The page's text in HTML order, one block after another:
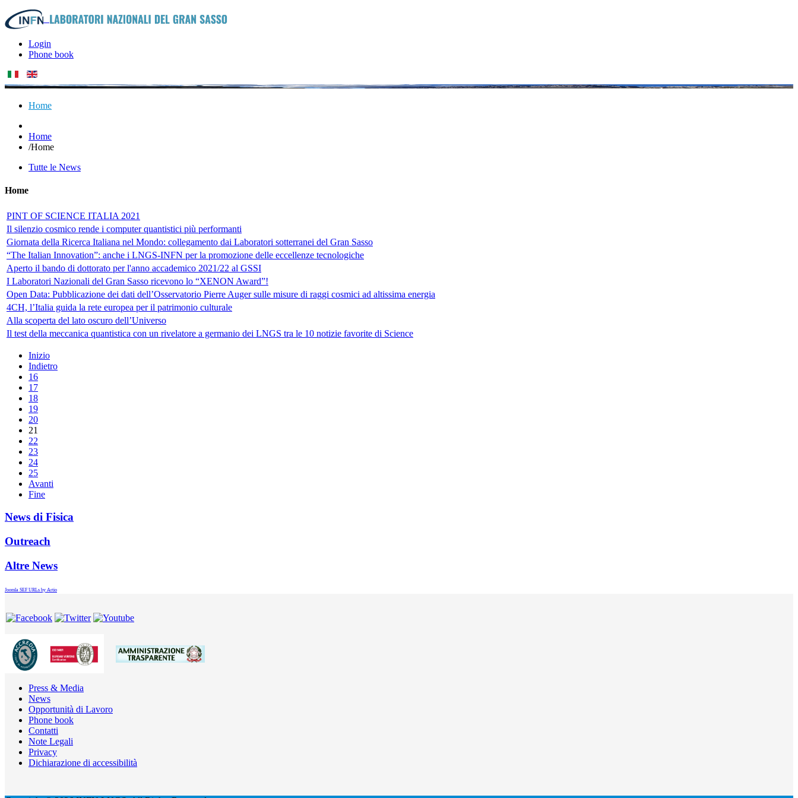
Login
Phone book
Home
Home
/Home
Tutte le News
Home
PINT OF SCIENCE ITALIA 2021
Il silenzio cosmico rende i computer quantistici più performanti
Giornata della Ricerca Italiana nel Mondo: collegamento dai Laboratori sotterranei del Gran Sasso
“The Italian Innovation”: anche i LNGS-INFN per la promozione delle eccellenze tecnologiche
Aperto il bando di dottorato per l'anno accademico 2021/22 al GSSI
I Laboratori Nazionali del Gran Sasso ricevono lo “XENON Award”!
Open Data: Pubblicazione dei dati dell’Osservatorio Pierre Auger sulle misure di raggi cosmici ad altissima energia
4CH, l’Italia guida la rete europea per il patrimonio culturale
Alla scoperta del lato oscuro dell’Universo
Il test della meccanica quantistica con un rivelatore a germanio dei LNGS tra le 10 notizie favorite di Science
Inizio
Indietro
16
17
18
19
20
21
22
23
24
25
Avanti
Fine
News di Fisica
Outreach
Altre News
Joomla SEF URLs by Artio
Press & Media
News
Opportunità di Lavoro
Phone book
Contatti
Note Legali
Privacy
Dichiarazione di accessibilità